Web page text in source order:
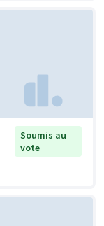
Soumis au
vote